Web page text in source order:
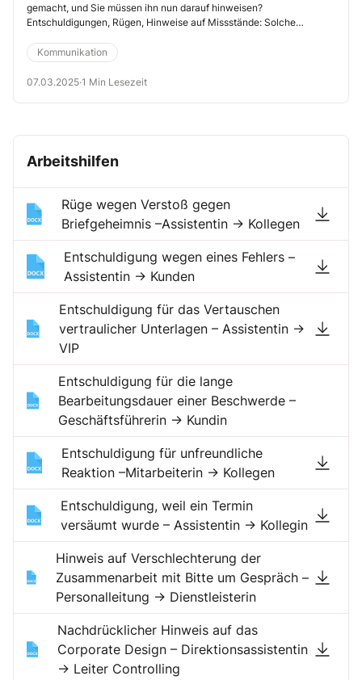
gemacht, und Sie müssen ihn nun darauf hinweisen?
Entschuldigungen, Rügen, Hinweise auf Missstände: Solche
nicht drum herum, wenn Fehler behoben und „dicke Luft“ vermieden
werden sollen. Und eigentlich werden auch „unangenehme“
Schreiben ganz einfach, sobald Sie sich auf das jeweilige Thema
Kommunikation
07.03.2025·1 Min Lesezeit
Arbeitshilfen
Rüge wegen Verstoß gegen
Briefgeheimnis –Assistentin → Kollegen
Entschuldigung wegen eines Fehlers –
Assistentin → Kunden
Entschuldigung für das Vertauschen
vertraulicher Unterlagen – Assistentin →
VIP
Entschuldigung für die lange
Bearbeitungsdauer einer Beschwerde –
Geschäftsführerin → Kundin
Entschuldigung für unfreundliche
Reaktion –Mitarbeiterin → Kollegen
Entschuldigung, weil ein Termin
versäumt wurde – Assistentin → Kollegin
Hinweis auf Verschlechterung der
Zusammenarbeit mit Bitte um Gespräch –
Personalleitung → Dienstleisterin
Nachdrücklicher Hinweis auf das
Corporate Design – Direktionsassistentin
→ Leiter Controlling